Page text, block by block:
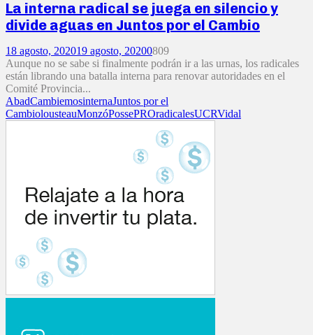
La interna radical se juega en silencio y
divide aguas en Juntos por el Cambio
18 agosto, 202019 agosto, 20200809
Aunque no se sabe si finalmente podrán ir a las urnas, los radicales
están librando una batalla interna para renovar autoridades en el
Comité Provincia...
AbadCambiemosinternaJuntos por el
CambiolousteauMonzóPossePROradicalesUCRVidal